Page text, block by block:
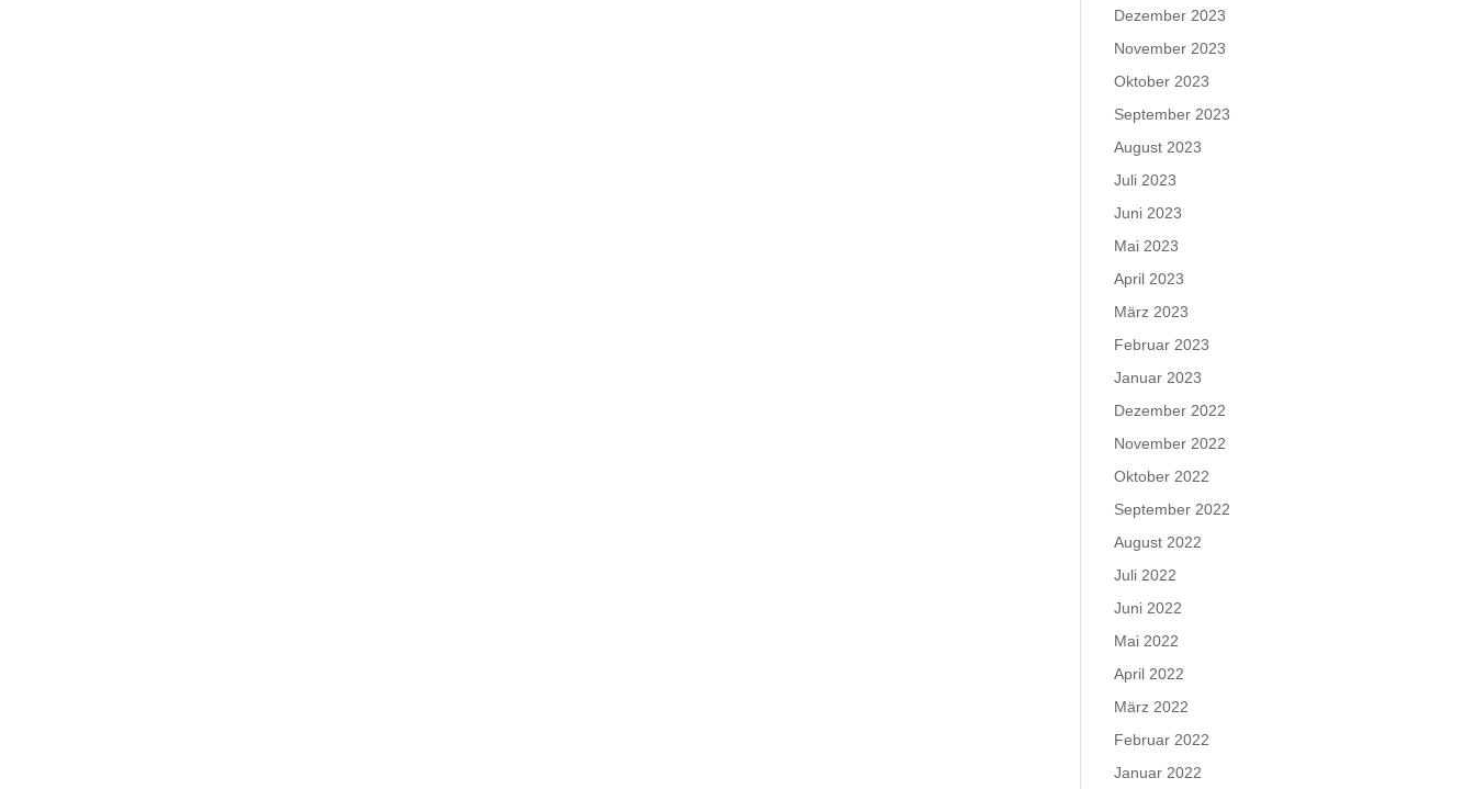
Dezember 2023
November 2023
Oktober 2023
September 2023
August 2023
Juli 2023
Juni 2023
Mai 2023
April 2023
März 2023
Februar 2023
Januar 2023
Dezember 2022
November 2022
Oktober 2022
September 2022
August 2022
Juli 2022
Juni 2022
Mai 2022
April 2022
März 2022
Februar 2022
Januar 2022